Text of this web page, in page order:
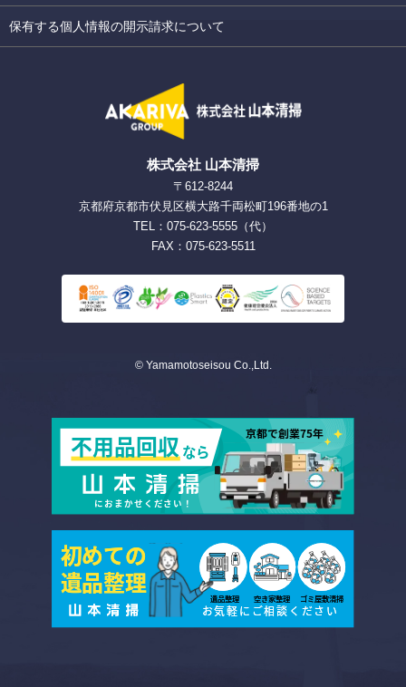
保有する個人情報の開示請求について
株式会社 山本清掃
〒612-8244
京都府京都市伏見区横大路千両松町196番地の1
TEL：075-623-5555（代）
FAX：075-623-5511
© Yamamotoseisou Co.,Ltd.